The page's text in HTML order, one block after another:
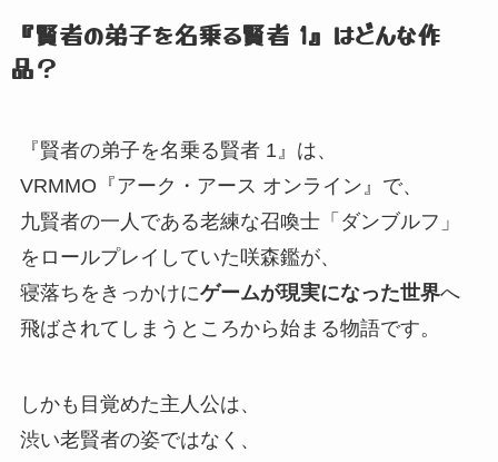
『賢者の弟子を名乗る賢者 1』 はどんな作
品？
『賢者の弟子を名乗る賢者 1』 は、
VRMMO『アーク・アース オンライン』 で、
九賢者の一人である老練な召喚士「ダンブルフ」
をロールプレイしていた咲森鑑が、
寝落ちをきっかけにゲームが現実になった世界へ
飛ばされてしまうところから始まる物語です。
しかも目覚めた主人公は、
渋い老賢者の姿ではなく、